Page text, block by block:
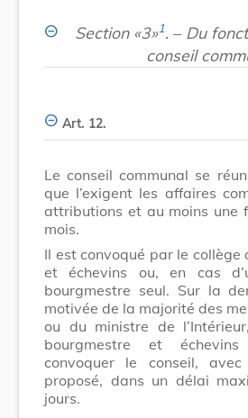
Section «3» 1. – Du
conseil
Art. 12.
Le conseil communal se
que l’exigent les affaires
attributions et au moins une
mois.
Il est convoqué par le collège
et échevins ou, en cas
bourgmestre seul. Sur la
motivée de la majorité des
ou du ministre de
bourgmestre et
convoquer le conseil,
proposé, dans un délai
jours.